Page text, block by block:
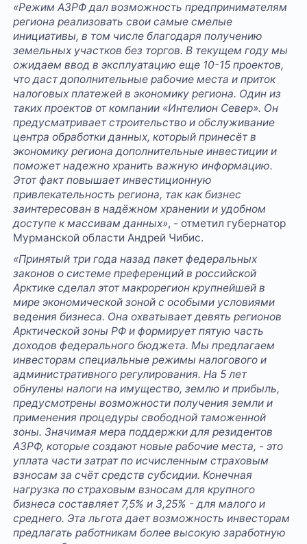
«Режим АЗРФ дал возможность предпринимателям
региона реализовать свои самые смелые
инициативы, в том числе благодаря получению
земельных участков без торгов. В текущем году мы
ожидаем ввод в эксплуатацию еще 10-15 проектов,
что даст дополнительные рабочие места и приток
налоговых платежей в экономику региона. Один из
таких проектов от компании «Интелион Север». Он
предусматривает строительство и обслуживание
центра обработки данных, который принесёт в
экономику региона дополнительные инвестиции и
поможет надежно хранить важную информацию.
Этот факт повышает инвестиционную
привлекательность региона, так как бизнес
заинтересован в надёжном хранении и удобном
доступе к массивам данных», - отметил губернатор
Мурманской области Андрей Чибис.
«Принятый три года назад пакет федеральных
законов о системе преференций в российской
Арктике сделал этот макрорегион крупнейшей в
мире экономической зоной с особыми условиями
ведения бизнеса. Она охватывает девять регионов
Арктической зоны РФ и формирует пятую часть
доходов федерального бюджета. Мы предлагаем
инвесторам специальные режимы налогового и
административного регулирования. На 5 лет
обнулены налоги на имущество, землю и прибыль,
предусмотрены возможности получения земли и
применения процедуры свободной таможенной
зоны. Значимая мера поддержки для резидентов
АЗРФ, которые создают новые рабочие места, - это
уплата части затрат по исчисленным страховым
взносам за счёт средств субсидии. Конечная
нагрузка по страховым взносам для крупного
бизнеса составляет 7,5% и 3,25% - для малого и
среднего. Эта льгота дает возможность инвесторам
предлагать работникам более высокую заработную